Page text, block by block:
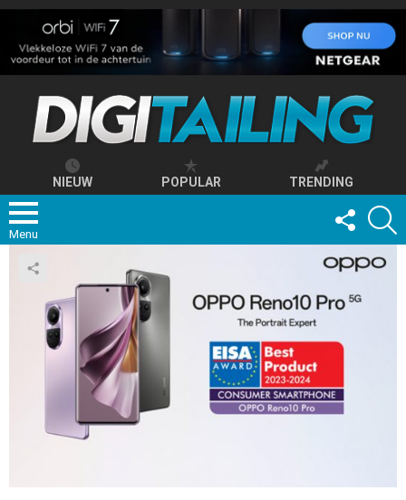
NIEUW POPULAR TRENDING
Menu
FOLLOW
US